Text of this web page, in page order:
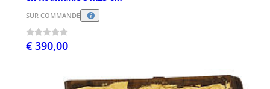
SUR COMMANDE
€ 390,00